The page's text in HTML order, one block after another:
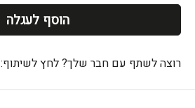
הוסף לעגלה
רוצה לשתף עם חבר שלך? לחץ לשיתוף: